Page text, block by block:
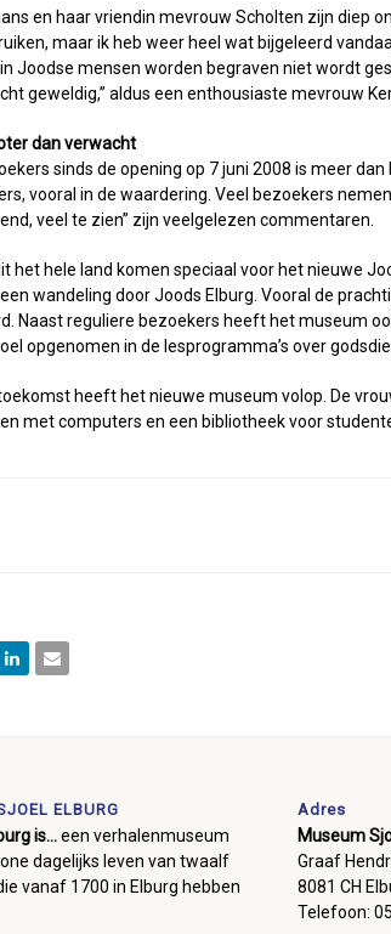
en haar vriendin mevrouw Scholten zijn diep
maar ik heb weer heel wat bijgeleerd
Joodse mensen worden begraven niet wordt
geweldig,” aldus een enthousiaste mevrouw
dan verwacht
sinds de opening op 7 juni 2008 is meer
vooral in de waardering. Veel bezoekers
veel te zien” zijn veelgelezen commentaren.
het hele land komen speciaal voor het nieuwe
wandeling door Joods Elburg. Vooral de
Naast reguliere bezoekers heeft het museum
opgenomen in de lesprogramma’s over
heeft het nieuwe museum volop. De
met computers en een bibliotheek voor
ELBURG
is...een verhalenmuseum
dagelijks leven van twaalf
vanaf 1700 in Elburg hebben
Adres
Museum
Graaf
8081 CH
Telefoon: